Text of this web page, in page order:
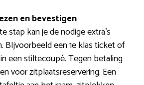
en bevestigen
stap kan je de nodige extra’s
BIjvoorbeeld een 1e klas ticket of
een stiltecoupé. Tegen betaling
voor zitplaatsreservering. Een